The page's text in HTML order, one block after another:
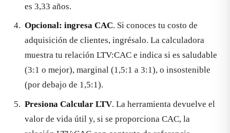
es 3,33 años.
Opcional: ingresa CAC. Si conoces tu costo de
adquisición de clientes, ingrésalo. La calculadora
muestra tu relación LTV:CAC e indica si es saludable
(3:1 o mejor), marginal (1,5:1 a 3:1), o insostenible
(por debajo de 1,5:1).
Presiona Calcular LTV. La herramienta devuelve el
valor de vida útil y, si se proporciona CAC, la